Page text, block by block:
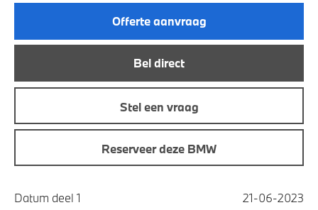
Offerte aanvraag
Bel direct
Stel een vraag
Reserveer deze BMW
Datum deel 1 21-06-2023